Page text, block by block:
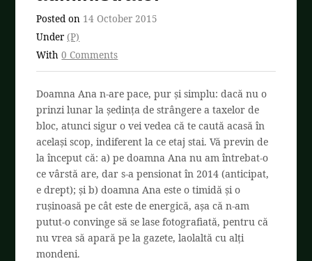
Posted on 14 October 2015
Under(P)
With0 Comments
Doamna Ana n-are pace, pur și simplu: dacă nu o
prinzi lunar la ședința de strângere a taxelor de
bloc, atunci sigur o vei vedea că te caută acasă în
același scop, indiferent la ce etaj stai. Vă previn de
la început că: a) pe doamna Ana nu am întrebat-o
ce vârstă are, dar s-a pensionat în 2014 (anticipat,
e drept); și b) doamna Ana este o timidă și o
rușinoasă pe cât este de energică, așa că n-am
putut-o convinge să se lase fotografiată, pentru că
nu vrea să apară pe la gazete, laolaltă cu alți
mondeni.